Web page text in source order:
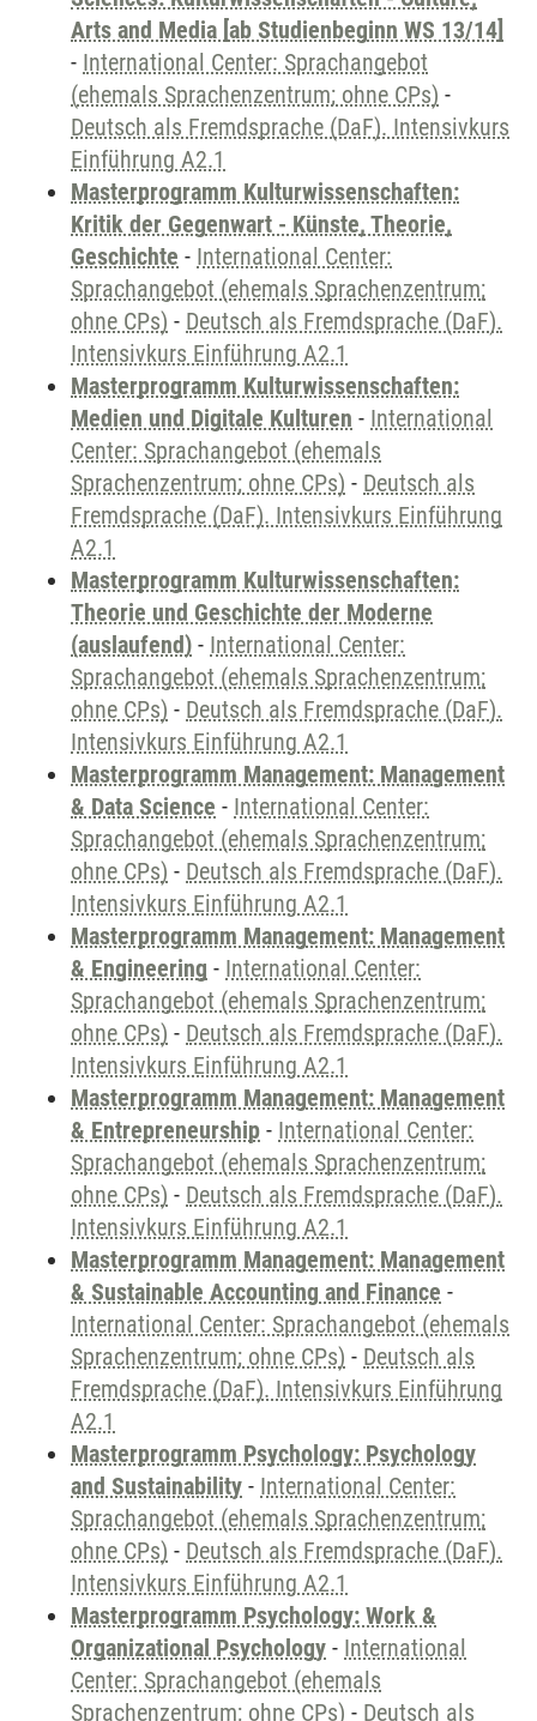
Arts and Media [ab Studienbeginn WS 13/14]
- International Center: Sprachangebot
(ehemals Sprachenzentrum; ohne CPs) -
Deutsch als Fremdsprache (DaF). Intensivkurs
Einführung A2.1
Masterprogramm Kulturwissenschaften:
Kritik der Gegenwart - Künste, Theorie,
Geschichte - International Center:
Sprachangebot (ehemals Sprachenzentrum;
ohne CPs) - Deutsch als Fremdsprache (DaF).
Intensivkurs Einführung A2.1
Masterprogramm Kulturwissenschaften:
Medien und Digitale Kulturen - International
Center: Sprachangebot (ehemals
Sprachenzentrum; ohne CPs) - Deutsch als
Fremdsprache (DaF). Intensivkurs Einführung
A2.1
Masterprogramm Kulturwissenschaften:
Theorie und Geschichte der Moderne
(auslaufend) - International Center:
Sprachangebot (ehemals Sprachenzentrum;
ohne CPs) - Deutsch als Fremdsprache (DaF).
Intensivkurs Einführung A2.1
Masterprogramm Management: Management
& Data Science - International Center:
Sprachangebot (ehemals Sprachenzentrum;
ohne CPs) - Deutsch als Fremdsprache (DaF).
Intensivkurs Einführung A2.1
Masterprogramm Management: Management
& Engineering - International Center:
Sprachangebot (ehemals Sprachenzentrum;
ohne CPs) - Deutsch als Fremdsprache (DaF).
Intensivkurs Einführung A2.1
Masterprogramm Management: Management
& Entrepreneurship - International Center:
Sprachangebot (ehemals Sprachenzentrum;
ohne CPs) - Deutsch als Fremdsprache (DaF).
Intensivkurs Einführung A2.1
Masterprogramm Management: Management
& Sustainable Accounting and Finance -
International Center: Sprachangebot (ehemals
Sprachenzentrum; ohne CPs) - Deutsch als
Fremdsprache (DaF). Intensivkurs Einführung
A2.1
Masterprogramm Psychology: Psychology
and Sustainability - International Center:
Sprachangebot (ehemals Sprachenzentrum;
ohne CPs) - Deutsch als Fremdsprache (DaF).
Intensivkurs Einführung A2.1
Masterprogramm Psychology: Work &
Organizational Psychology - International
Center: Sprachangebot (ehemals
Sprachenzentrum; ohne CPs) - Deutsch als